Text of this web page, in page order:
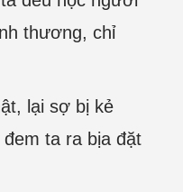
thương, chỉ
lại sợ bị kẻ
ta ra bịa đặt